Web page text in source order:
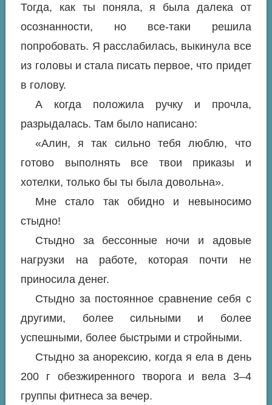
Тогда, как ты поняла, я была далека от
осознанности, но все-таки решила
попробовать. Я расслабилась, выкинула все
из головы и стала писать первое, что придет
в голову.
А когда положила ручку и прочла,
разрыдалась. Там было написано:
«Алин, я так сильно тебя люблю, что
готово выполнять все твои приказы и
хотелки, только бы ты была довольна».
Мне стало так обидно и невыносимо
стыдно!
Стыдно за бессонные ночи и адовые
нагрузки на работе, которая почти не
приносила денег.
Стыдно за постоянное сравнение себя с
другими, более сильными и более
успешными, более быстрыми и стройными.
Стыдно за анорексию, когда я ела в день
200 г обезжиренного творога и вела 3–4
группы фитнеса за вечер.